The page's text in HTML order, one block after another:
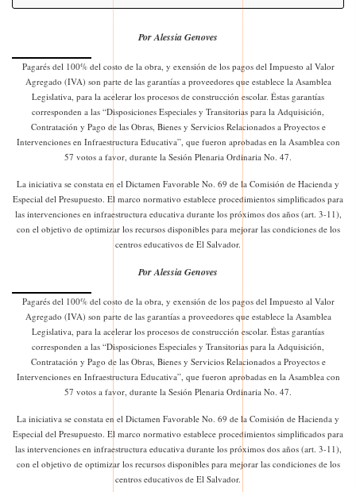
Por Alessia Genoves
Pagarés del 100% del costo de la obra, y exensión de los pagos del Impuesto al Valor
Agregado (IVA) son parte de las garantías a proveedores que establece la Asamblea
Legislativa, para la acelerar los procesos de construcción escolar. Éstas garantías
corresponden a las “Disposiciones Especiales y Transitorias para la Adquisición,
Contratación y Pago de las Obras, Bienes y Servicios Relacionados a Proyectos e
Intervenciones en Infraestructura Educativa”, que fueron aprobadas en la Asamblea con
57 votos a favor, durante la Sesión Plenaria Ordinaria No. 47.
La iniciativa se constata en el Dictamen Favorable No. 69 de la Comisión de Hacienda y
Especial del Presupuesto. El marco normativo establece procedimientos simplificados para
las intervenciones en infraestructura educativa durante los próximos dos años (art. 3-11),
con el objetivo de optimizar los recursos disponibles para mejorar las condiciones de los
centros educativos de El Salvador.
Por Alessia Genoves
Pagarés del 100% del costo de la obra, y exensión de los pagos del Impuesto al Valor
Agregado (IVA) son parte de las garantías a proveedores que establece la Asamblea
Legislativa, para la acelerar los procesos de construcción escolar. Éstas garantías
corresponden a las “Disposiciones Especiales y Transitorias para la Adquisición,
Contratación y Pago de las Obras, Bienes y Servicios Relacionados a Proyectos e
Intervenciones en Infraestructura Educativa”, que fueron aprobadas en la Asamblea con
57 votos a favor, durante la Sesión Plenaria Ordinaria No. 47.
La iniciativa se constata en el Dictamen Favorable No. 69 de la Comisión de Hacienda y
Especial del Presupuesto. El marco normativo establece procedimientos simplificados para
las intervenciones en infraestructura educativa durante los próximos dos años (art. 3-11),
con el objetivo de optimizar los recursos disponibles para mejorar las condiciones de los
centros educativos de El Salvador.